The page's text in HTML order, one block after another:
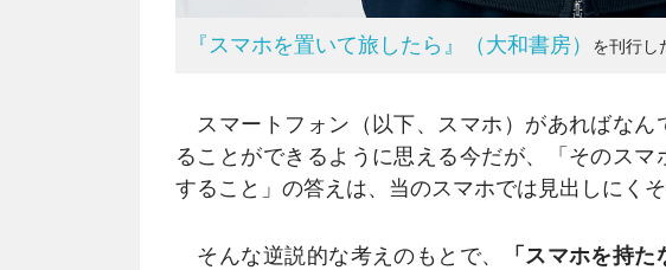
『スマホを置いて旅したら』（大和書房） を刊行し
スマートフォン（以下、スマホ）があればなん
ることができるように思える今だが、「そのス
すること」の答えは、当のスマホでは見出しにくそ
そんな逆説的な考えのもとで、
「スマホを持